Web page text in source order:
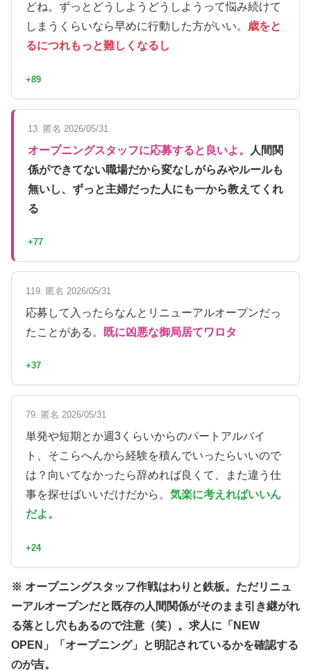
どね。ずっとどうしようどうしようって悩み続けて
しまうくらいなら早めに行動した方がいい。 歳をと
るにつれもっと難しくなるし
+89
13. 匿名 2026/05/31
オープニングスタッフに応募すると良いよ。
人間関
係ができてない職場だから変なしがらみやルールも
無いし、ずっと主婦だった人にも一から教えてくれ
る
+77
119. 匿名 2026/05/31
応募して入ったらなんとリニューアルオープンだっ
たことがある。
既に凶悪な御局居てワロタ
+37
79. 匿名 2026/05/31
単発や短期とか週3くらいからのパートアルバイ
ト、そこらへんから経験を積んでいったらいいので
は？向いてなかったら辞めれば良くて、また違う仕
事を探せばいいだけだから。 気楽に考えればいいん
だよ。
+24
※ オープニングスタッフ作戦はわりと鉄板。ただリニュ
ーアルオープンだと既存の人間関係がそのまま引き継がれ
る落とし穴もあるので注意（笑）。求人に「NEW
OPEN」「オープニング」と明記されているかを確認する
のが吉。